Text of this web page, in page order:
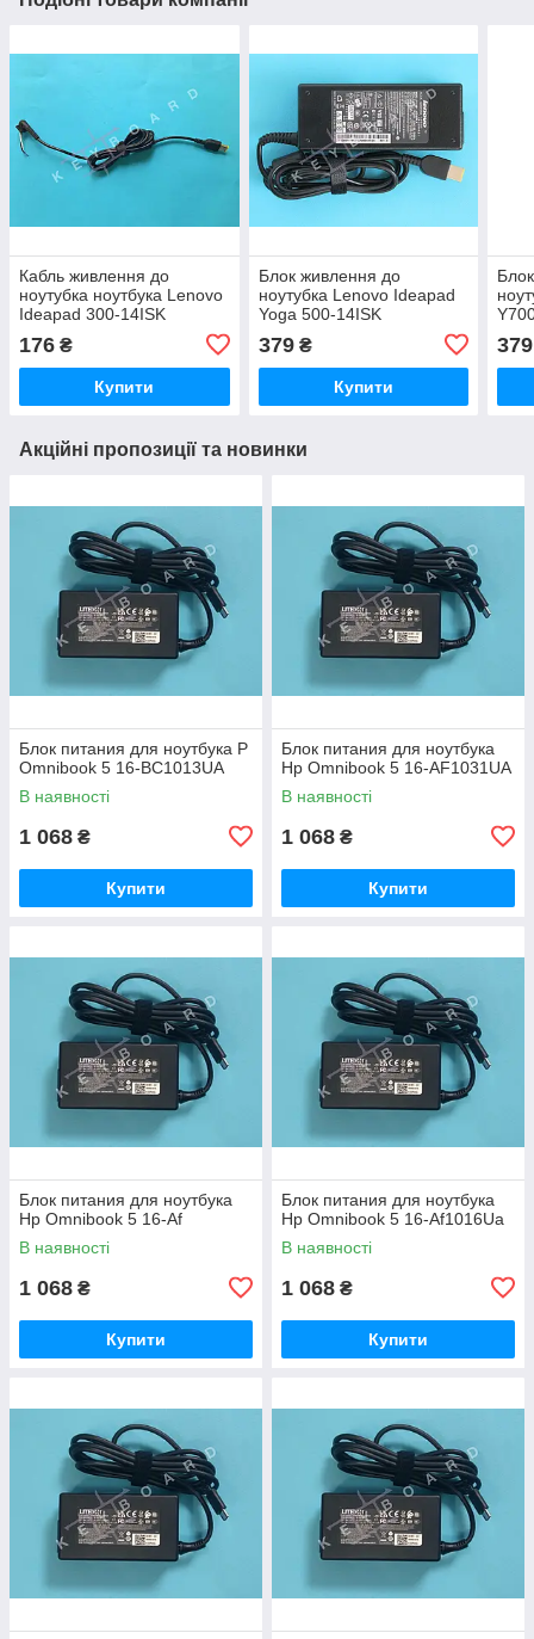
Кабль живлення до
ноутубка ноутбука Lenovo
Ideapad 300-14ISK
176 ₴
Купити
Блок живлення до
ноутубка Lenovo Ideapad
Yoga 500-14ISK
379₴
Купити
379
Акційні пропозиції та новинки
Блок питания для ноутбука P
Omnibook 5 16-BC1013UA
В наявності
1 068 ₴
Купити
Блок питания для ноутбука
Hp Omnibook 5 16-AF1031UA
В наявності
1 068 ₴
Купити
Блок питания для ноутбука
Hp Omnibook 5 16-Af
В наявності
1 068 ₴
Купити
Блок питания для ноутбука
Hp Omnibook 5 16-Af1016Ua
В наявності
1 068 ₴
Купити